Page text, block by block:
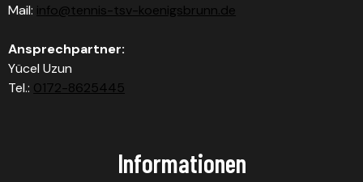
Mail: info@tennis-tsv-koenigsbrunn.de
Ansprechpartner:
Yücel Uzun
Tel.: 0172-8625445
Informationen